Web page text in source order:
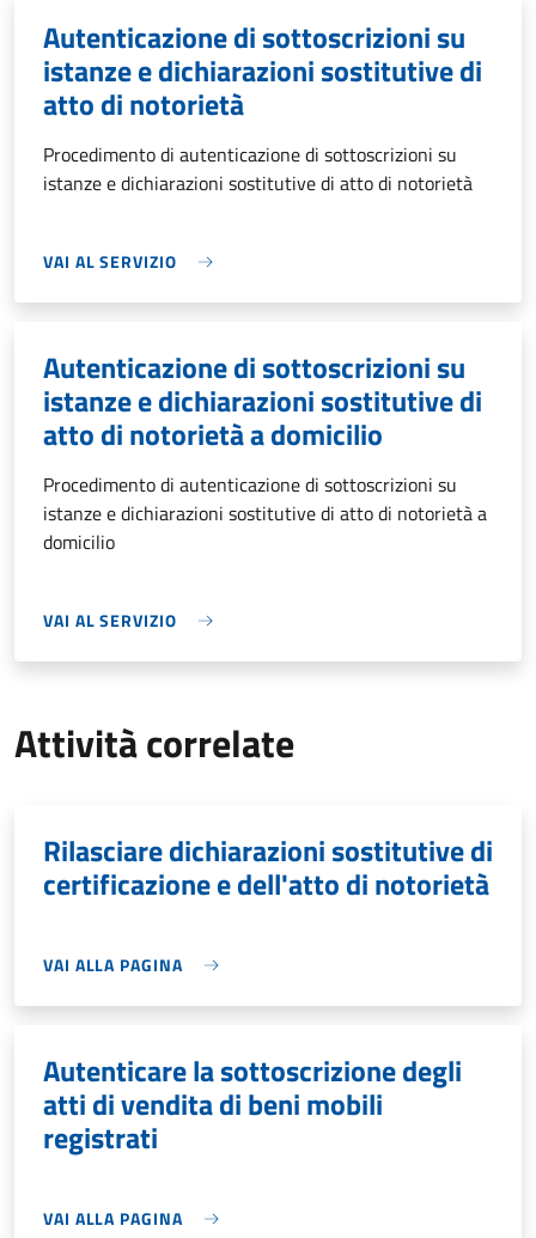
Autenticazione di sottoscrizioni su
istanze e dichiarazioni sostitutive di
atto di notorietà
Procedimento di autenticazione di sottoscrizioni su
istanze e dichiarazioni sostitutive di atto di notorietà
VAI AL SERVIZIO
Autenticazione di sottoscrizioni su
istanze e dichiarazioni sostitutive di
atto di notorietà a domicilio
Procedimento di autenticazione di sottoscrizioni su
istanze e dichiarazioni sostitutive di atto di notorietà a
domicilio
VAI AL SERVIZIO
Attività correlate
Rilasciare dichiarazioni sostitutive di
certificazione e dell'atto di notorietà
VAI ALLA PAGINA
Autenticare la sottoscrizione degli
atti di vendita di beni mobili
registrati
VAI ALLA PAGINA